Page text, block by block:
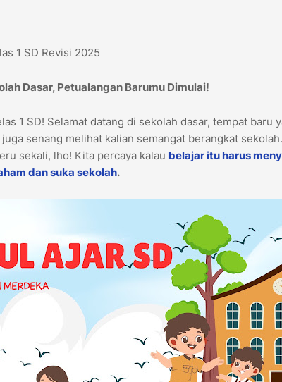
1 SD Revisi 2025
Dasar, Petualangan Barumu Dimulai!
1 SD! Selamat datang di sekolah dasar, tempat baru
senang melihat kalian semangat berangkat
sekali, lho! Kita percaya kalau belajar itu harus
dan suka sekolah.